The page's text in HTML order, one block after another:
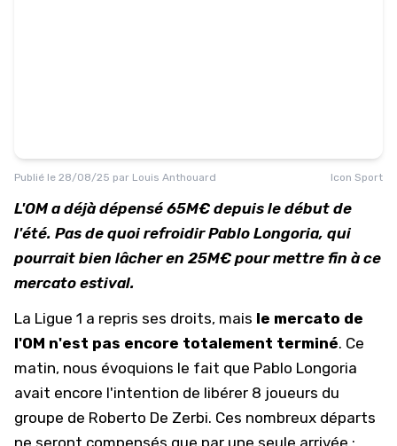
Publié le 28/08/25 par Louis Anthouard Icon Sport
L'OM a déjà dépensé 65M€ depuis le début de
l'été. Pas de quoi refroidir Pablo Longoria, qui
pourrait bien lâcher en 25M€ pour mettre fin à ce
mercato estival.
La Ligue 1 a repris ses droits, mais le mercato de
l'OM n'est pas encore totalement terminé. Ce
matin, nous évoquions le fait que Pablo Longoria
avait encore l'intention de libérer 8 joueurs du
groupe de Roberto De Zerbi. Ces nombreux départs
ne seront compensés que par une seule arrivée :